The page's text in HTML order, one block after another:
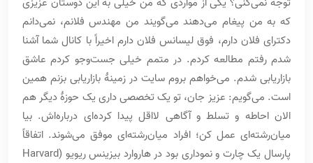
که به من پیغام می‌دهند می‌گویند من مهندس فلانم، نمی‌دانم
دکترای فلان دارم، فوق لیسانس فلان دارم اخیراً با کانال شما آشنا
شدم رفتم مطالعه کردم. در متمم خیلی جست‌وجو کردم عاشق
بازاریابی شدم. می‌خواهم بروم سایت در زمینۀ بازاریابی بزنم همین
است. می‌گویم: عزیز جان، تو یک تخصصی داری یک حوزۀ دیگر هم
الان احاطه و تسلط و آگاهی لااقل پیدا کرده‌ای درباره‌اش. بیا
میان‌رشته‌ای عمل کن؛ افراد میان‌رشته‌ای موفق می‌شوند. اتفاقاً
پارسال یک چارت و نموداری بود در هاروارد بیزینس ریویو (Harvard